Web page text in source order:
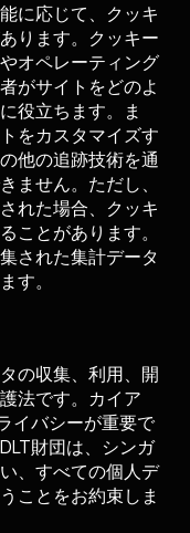
に応じて、クッキ
ります。クッキー
オペレーティング
がサイトをどのよ
役立ちます。ま
をカスタマイズす
他の追跡技術を通
ません。ただし、
れた場合、クッキ
ことがあります。
された集計データ
す。
の収集、利用、開
法です。カイア
イバシーが重要で
財団は、シンガ
、すべての個人デ
ことをお約束しま